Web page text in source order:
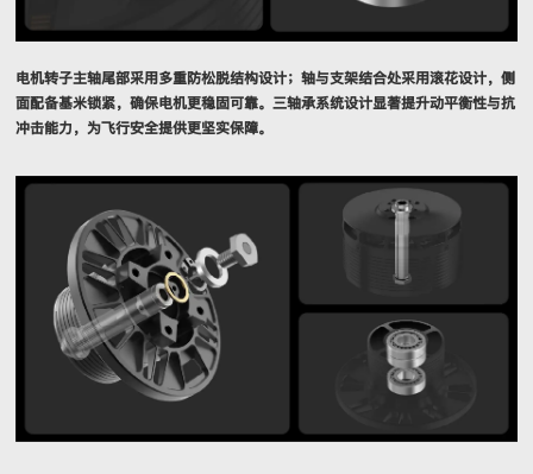
电机转子主轴尾部采用多重防松脱结构设计；轴与支架结合处采用滚花设计，侧
面配备基米锁紧，确保电机更稳固可靠。三轴承系统设计显著提升动平衡性与抗
冲击能力，为飞行安全提供更坚实保障。